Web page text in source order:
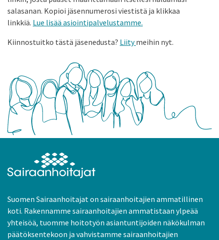
salasanan. Kopioi jäsennumerosi viestistä ja klikkaa
linkkiä. Lue lisää asiointipalvelustamme.
Kiinnostuitko tästä jäsenedusta? Liitymeihin nyt.
Suomen Sairaanhoitajat on sairaanhoitajien ammatillinen
koti. Rakennamme sairaanhoitajien ammatistaan ylpeää
yhteisöä, tuomme hoitotyön asiantuntijoiden näkökulman
päätöksentekoon ja vahvistamme sairaanhoitajien